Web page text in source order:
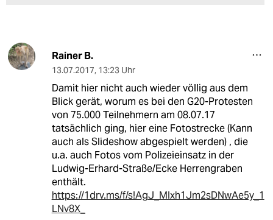
Rainer B.
13.07.2017, 13:23 Uhr
Damit hier nicht auch wieder völlig aus dem
Blick gerät, worum es bei den G20-Protesten
von 75.000 Teilnehmern am 08.07.17
tatsächlich ging, hier eine Fotostrecke (Kann
auch als Slideshow abgespielt werden) , die
u.a. auch Fotos vom Polizeieinsatz in der
Ludwig-Erhard-Straße/Ecke Herrengraben
enthält.
https://1drv.ms/f/s!AgJ_MIxh1Jm2sDNwAe5y_1
LNv8X_